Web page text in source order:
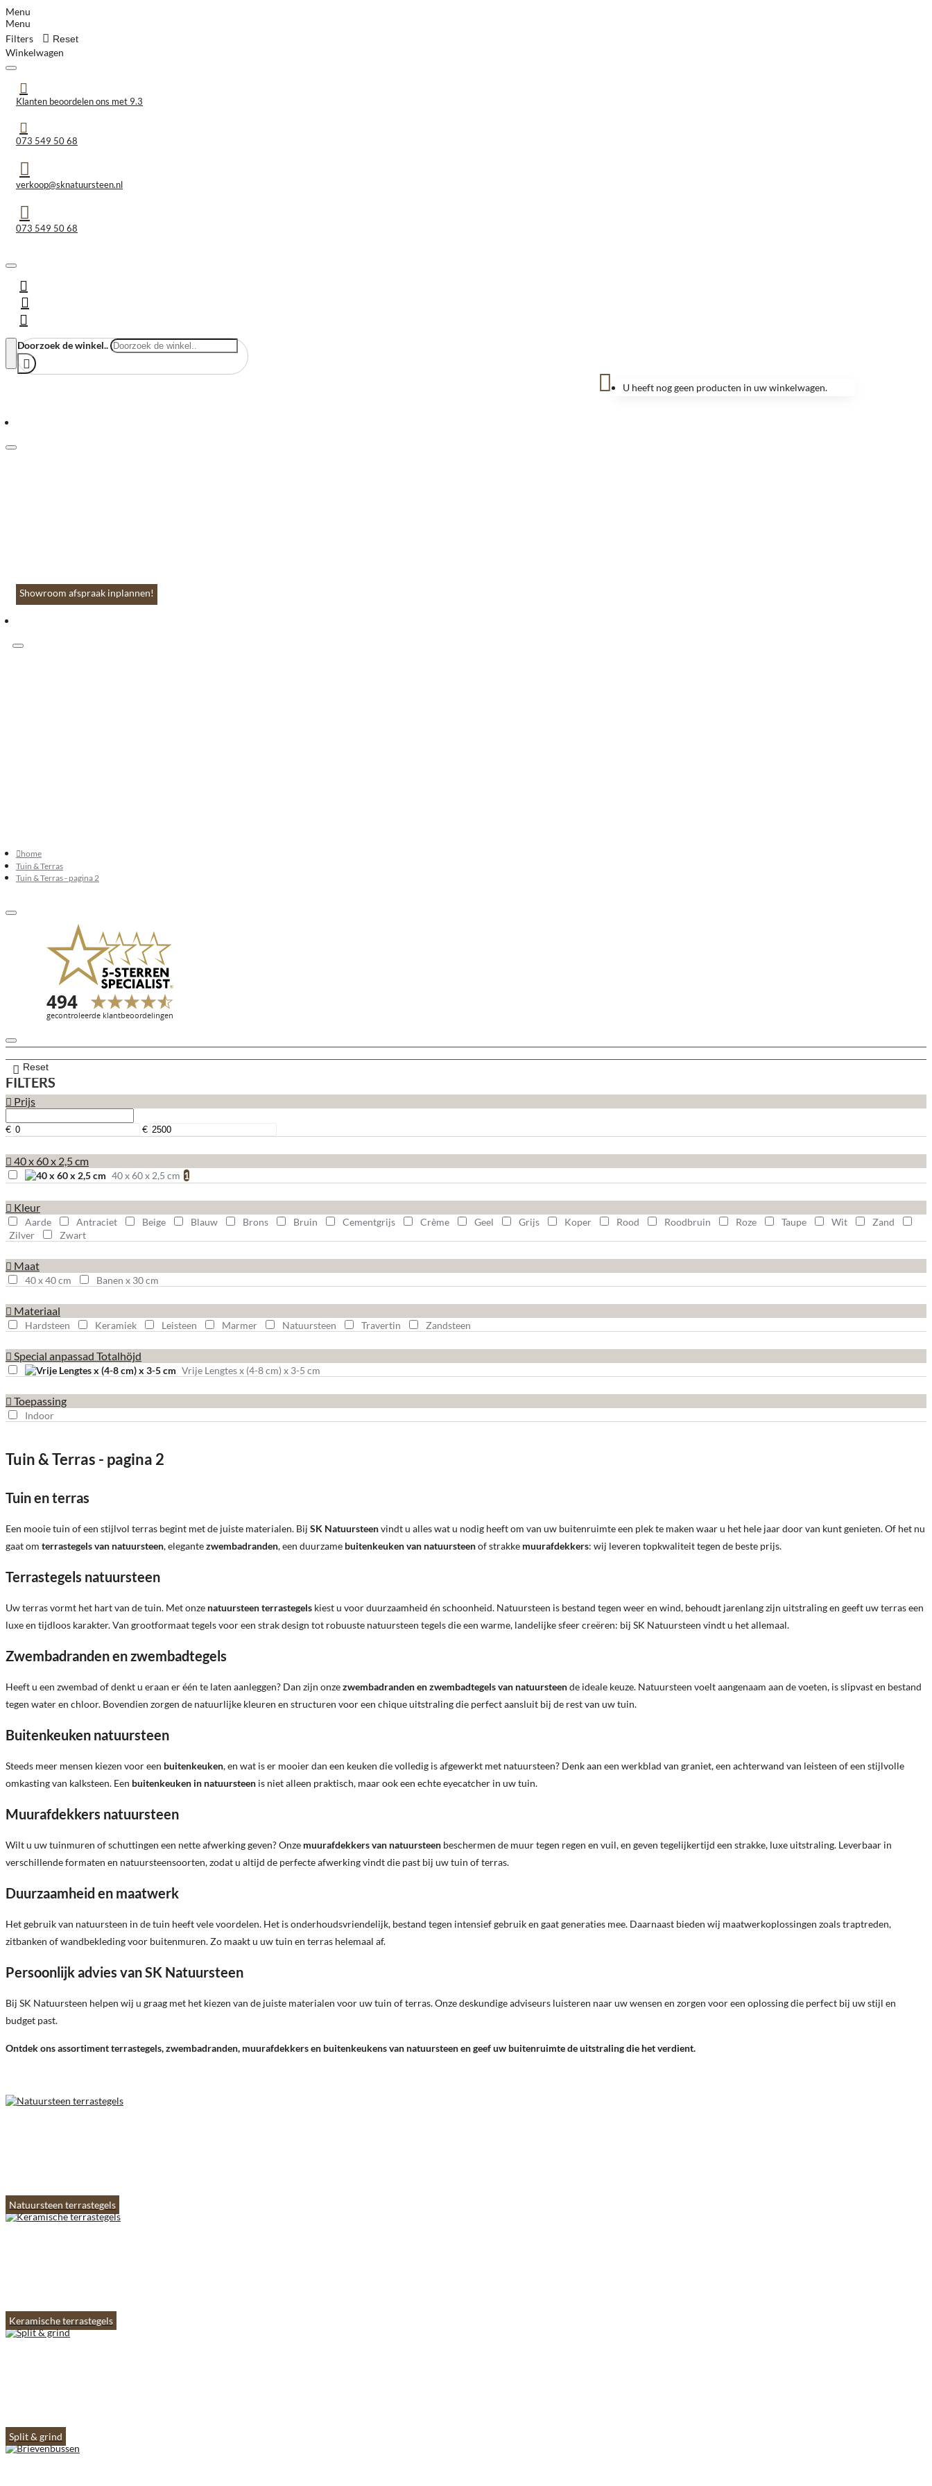
Menu
Menu
Filters
Reset
Winkelwagen
Klanten beoordelen ons met 9.3
073 549 50 68
verkoop@sknatuursteen.nl
073 549 50 68
Doorzoek de winkel..
U heeft nog geen producten in uw winkelwagen.
Showroom afspraak inplannen!
home
Tuin & Terras
Tuin & Terras - pagina 2
FILTERS
Reset
Prijs
€ €
40 x 60 x 2,5 cm
40 x 60 x 2,5 cm 1
Kleur
Aarde Antraciet Beige Blauw Brons Bruin Cementgrijs Crème Geel Grijs Koper Rood Roodbruin Roze Taupe Wit
Zand
Zilver
Zwart
Maat
40 x 40 cm Banen x 30 cm
Materiaal
Hardsteen Keramiek Leisteen Marmer Natuursteen Travertin Zandsteen
Special anpassad Totalhöjd
Vrije Lengtes x (4-8 cm) x 3-5 cm
Toepassing
Indoor
Tuin & Terras - pagina 2
Tuin en terras
Een mooie tuin of een stijlvol terras begint met de juiste materialen. Bij SK Natuursteenvindt u alles wat u nodig heeft om van uw buitenruimte een plek te maken waar u het hele jaar door van kunt genieten. Of het nu
gaat om terrastegels van natuursteen, elegantezwembadranden, een duurzame buitenkeuken van natuursteenof strakke muurafdekkers: wij leveren topkwaliteit tegen de beste prijs.
Terrastegels natuursteen
Uw terras vormt het hart van de tuin. Met onze natuursteen terrastegels kiest u voor duurzaamheid én schoonheid. Natuursteen is bestand tegen weer en wind, behoudt jarenlang zijn uitstraling en geeft uw terras een
luxe en tijdloos karakter. Van grootformaat tegels voor een strak design tot robuuste natuursteen tegels die een warme, landelijke sfeer creëren: bij SK Natuursteen vindt u het allemaal.
Zwembadranden en zwembadtegels
Heeft u een zwembad of denkt u eraan er één te laten aanleggen? Dan zijn onzezwembadranden en zwembadtegels van natuursteende ideale keuze. Natuursteen voelt aangenaam aan de voeten, is slipvast en bestand
tegen water en chloor. Bovendien zorgen de natuurlijke kleuren en structuren voor een chique uitstraling die perfect aansluit bij de rest van uw tuin.
Buitenkeuken natuursteen
Steeds meer mensen kiezen voor een buitenkeuken, en wat is er mooier dan een keuken die volledig is afgewerkt met natuursteen? Denk aan een werkblad van graniet, een achterwand van leisteen of een stijlvolle
omkasting van kalksteen. Een buitenkeuken in natuursteen is niet alleen praktisch, maar ook een echte eyecatcher in uw tuin.
Muurafdekkers natuursteen
Wilt u uw tuinmuren of schuttingen een nette afwerking geven? Onze muurafdekkers van natuursteen beschermen de muur tegen regen en vuil, en geven tegelijkertijd een strakke, luxe uitstraling. Leverbaar in
verschillende formaten en natuursteensoorten, zodat u altijd de perfecte afwerking vindt die past bij uw tuin of terras.
Duurzaamheid en maatwerk
Het gebruik van natuursteen in de tuin heeft vele voordelen. Het is onderhoudsvriendelijk, bestand tegen intensief gebruik en gaat generaties mee. Daarnaast bieden wij maatwerkoplossingen zoals traptreden,
zitbanken of wandbekleding voor buitenmuren. Zo maakt u uw tuin en terras helemaal af.
Persoonlijk advies van SK Natuursteen
Bij SK Natuursteen helpen wij u graag met het kiezen van de juiste materialen voor uw tuin of terras. Onze deskundige adviseurs luisteren naar uw wensen en zorgen voor een oplossing die perfect bij uw stijl en
budget past.
Ontdek ons assortiment terrastegels, zwembadranden, muurafdekkers en buitenkeukens van natuursteen en geef uw buitenruimte de uitstraling die het verdient.
Natuursteen terrastegels
Keramische terrastegels
Split & grind